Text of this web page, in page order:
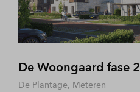
De Woongaard fase 2
De Plantage, Meteren